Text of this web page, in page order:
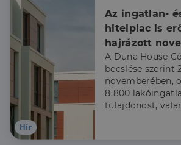
Hír
Az ingatlan-
hitelpiac is
hajrázott
A Duna House
becslése szerint
novemberében,
8 800
tulajdonost,
Célzás
Funkcionalitás
Az elengedhetetlenül szükséges sütik
a webhely alapvető funkcióit, például a
bejelentkezést és a fiókkezelést. A
használható megfelelően az
szükséges sütik nélkül.
Szolgáltató/
Domain